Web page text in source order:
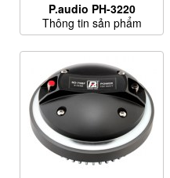
P.audio PH-3220
Thông tin sản phẩm